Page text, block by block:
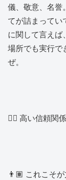
儀、敬意、名誉
てが詰まってい
に関して言え
場所でも実行で
ぜ。
👱‍♂️ 高い信頼関
👨🏽 これこそ